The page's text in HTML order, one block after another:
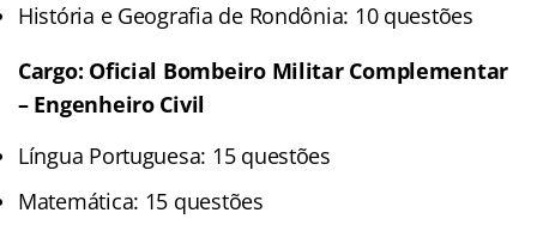
História e Geografia de Rondônia: 10 questões
Cargo: Oficial Bombeiro Militar Complementar
– Engenheiro Civil
Língua Portuguesa: 15 questões
Matemática: 15 questões